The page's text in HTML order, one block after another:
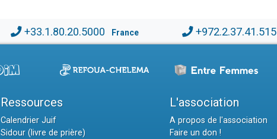
+33.1.80.20.5000 France +972.2.37.41.515
Ressources
Calendrier Juif
Sidour (livre de prière)
L'association
A propos de l'association
Faire un don !